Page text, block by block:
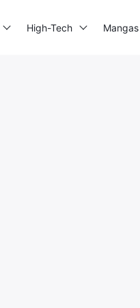
High-Tech